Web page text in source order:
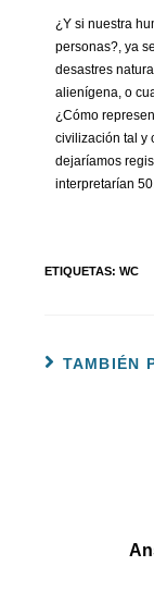
¿Y si nuestra
personas?, ya
desastres
alienígena, o
¿Cómo
civilización tal y
dejaríamos
interpretarían
ETIQUETAS:WC
TAMBIÉN